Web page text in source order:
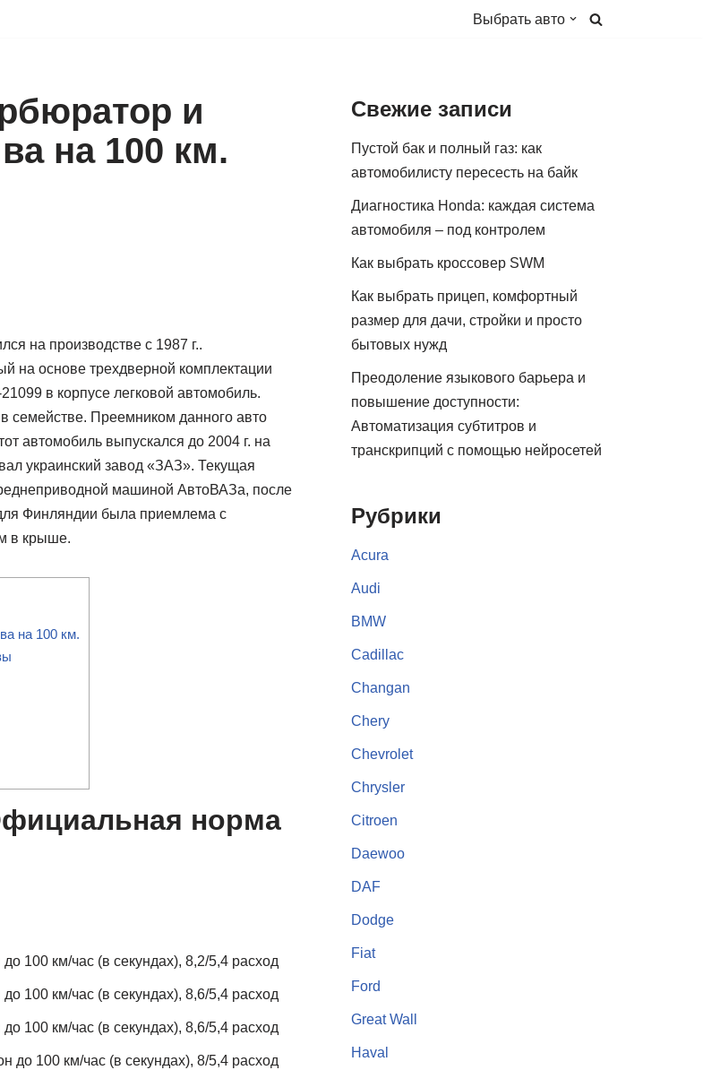
Выбрать авто
и
на 100 км.
на производстве с 1987 г..
на основе трехдверной комплектации
в корпусе легковой автомобиль.
семействе. Преемником данного авто
автомобиль выпускался до 2004 г. на
украинский завод «ЗАЗ». Текущая
машиной АвтоВАЗа, после
Финляндии была приемлема с
в крыше.
на 100 км.
норма
100 км/час (в секундах), 8,2/5,4 расход
100 км/час (в секундах), 8,6/5,4 расход
100 км/час (в секундах), 8,6/5,4 расход
до 100 км/час (в секундах), 8/5,4 расход
Свежие записи
Пустой бак и полный газ: как
автомобилисту пересесть на байк
Диагностика Honda: каждая система
автомобиля – под контролем
Как выбрать кроссовер SWM
Как выбрать прицеп, комфортный
размер для дачи, стройки и просто
бытовых нужд
Преодоление языкового барьера и
повышение доступности:
Автоматизация субтитров и
транскрипций с помощью нейросетей
Рубрики
Acura
Audi
BMW
Cadillac
Changan
Chery
Chevrolet
Chrysler
Citroen
Daewoo
DAF
Dodge
Fiat
Ford
Great Wall
Haval